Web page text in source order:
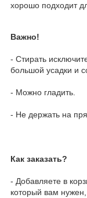
хорошо подходит
Важно!
- Стирать
большой усадки и
- Можно гладить.
- Не держать на
Как заказать?
- Добавляете в
который вам